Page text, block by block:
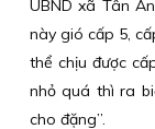
UBND xã Tân
này gió cấp 5,
thể chịu được
nhỏ quá thì ra
cho đặng”.